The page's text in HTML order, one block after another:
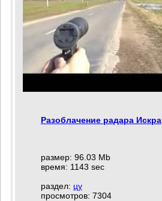
Разоблачение радара Искра
размер: 96.03 Mb
время: 1143 sec
раздел: цу
просмотров: 7304